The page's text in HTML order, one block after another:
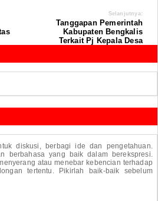
Selanjutnya:
Tanggapan Pemerintah
Kabupaten Bengkalis
Terkait Pj Kepala Desa
diskusi, berbagi ide dan pengetahuan.
berbahasa yang baik dalam berekspresi.
atau menebar kebencian terhadap
tertentu. Pikirlah baik-baik sebelum